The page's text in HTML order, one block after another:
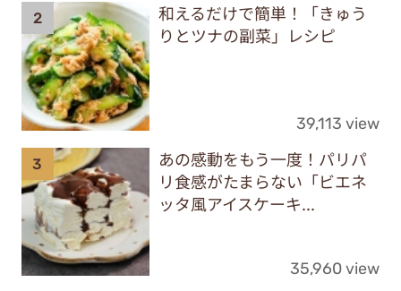
和えるだけで簡単！「きゅう
りとツナの副菜」レシピ
39,113 view
あの感動をもう一度！パリパ
リ食感がたまらない「ビエネ
ッタ風アイスケーキ...
35,960 view